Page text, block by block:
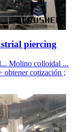
piercing
Molino colloidal ...
cotización ;